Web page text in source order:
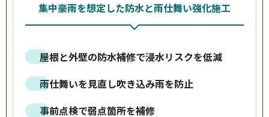
集中豪雨を想定した防水と雨仕舞い強化施工
屋根と外壁の防水補修で浸水リスクを低減
雨仕舞いを見直し吹き込み雨を防止
事前点検で弱点箇所を補修